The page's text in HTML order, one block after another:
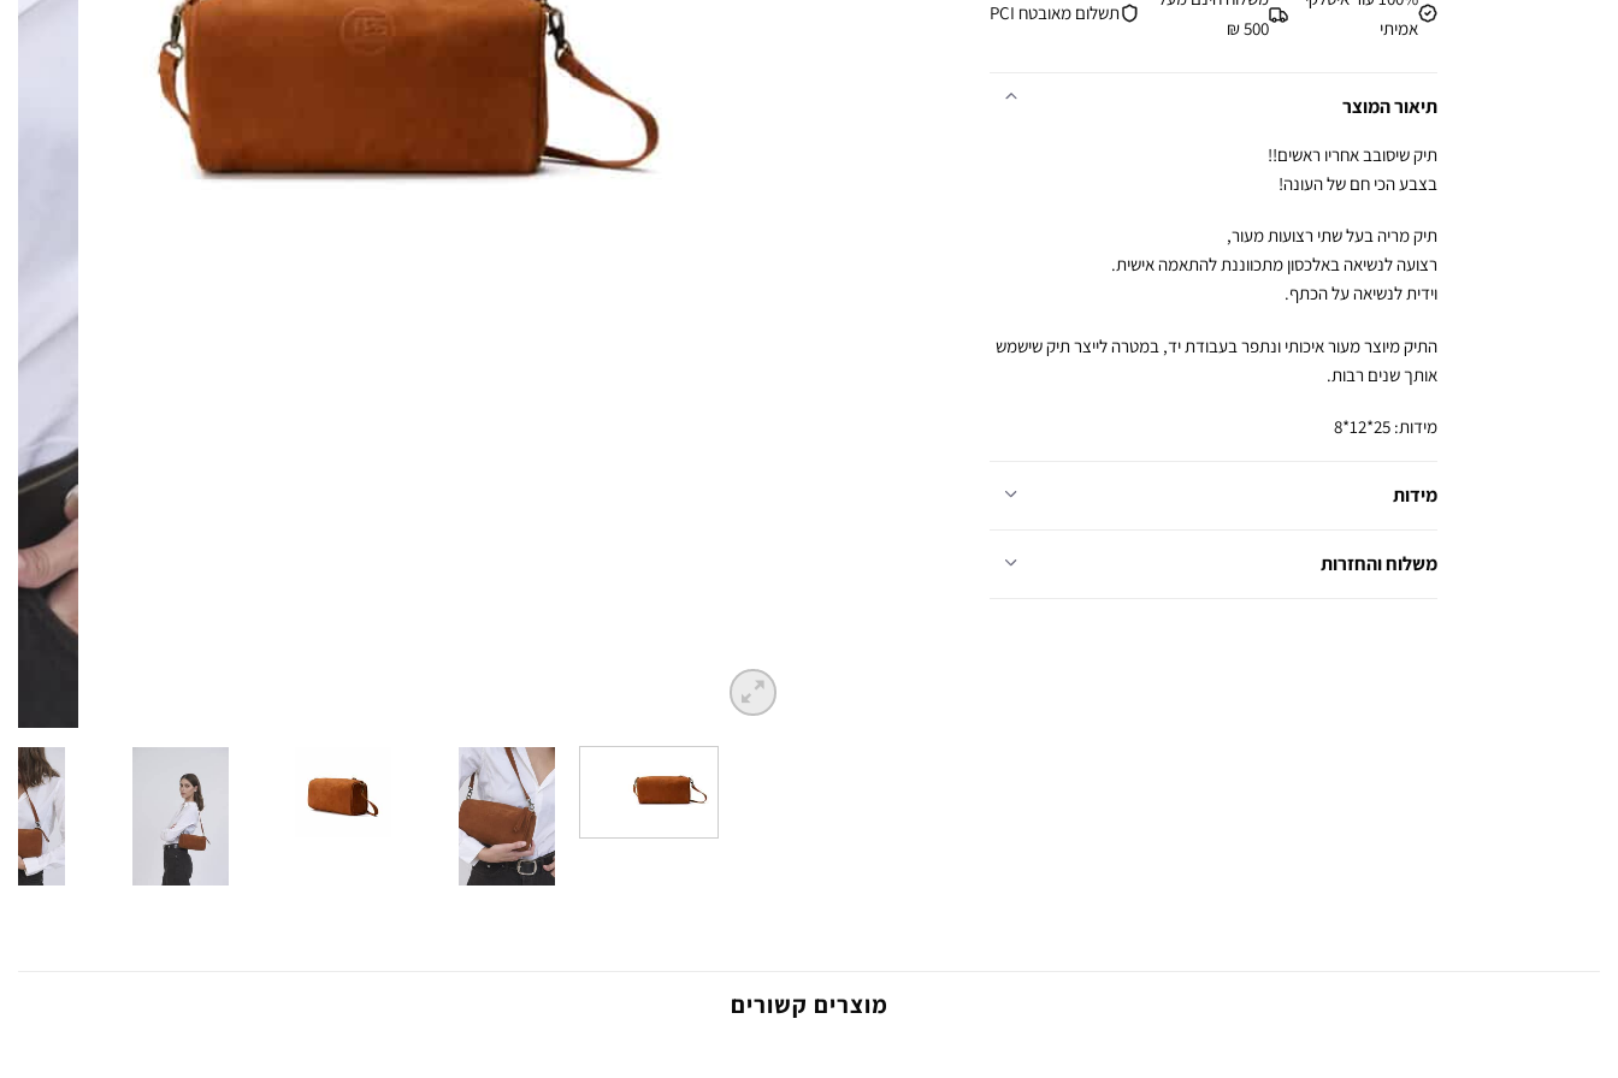
אמיתי
500 ₪
תשלום מאובטח PCI
תיאור המוצר
תיק שיסובב אחריו ראשים!!
בצבע הכי חם של העונה!
תיק מריה בעל שתי רצועות מעור,
רצועה לנשיאה באלכסון מתכווננת להתאמה אישית.
וידית לנשיאה על הכתף.
התיק מיוצר מעור איכותי ונתפר בעבודת יד, במטרה לייצר תיק שישמש
אותך שנים רבות.
מידות: 25*12*8
מידות
משלוח והחזרות
מוצרים קשורים